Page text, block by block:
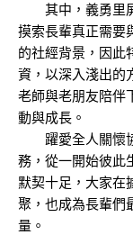
其中，義勇里屏
摸索長輩真正需要
的社經背景，因此
資，以深入淺出的
老師與老朋友陪伴
動與成長。
躍愛全人關懷協
務，從一開始彼此
默契十足，大家在
聚，也成為長輩們
量。